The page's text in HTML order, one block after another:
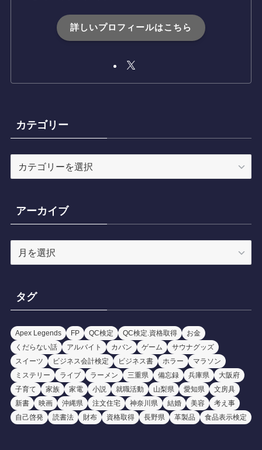
詳しいプロフィールはこちら
カテゴリー
テ
リ
ー
アーカイブ
ー
ブ
タグ
Apex Legends FP QC検定 QC検定.資格取得
お金
くだらない話
アルバイト カバン ゲーム
サウナグッズ
スイーツ
ビジネス会計検定 ビジネス書 ホラー
マラソン
ミステリー
ライブ ラーメン 三重県 備忘録 兵庫県
大阪府
子育て
家族 家電 小説 就職活動 山梨県 愛知県
文房具
新書
映画 沖縄県 注文住宅 神奈川県 結婚 美容
考え事
自己啓発
読書法 財布 資格取得 長野県 革製品 食品表示検定